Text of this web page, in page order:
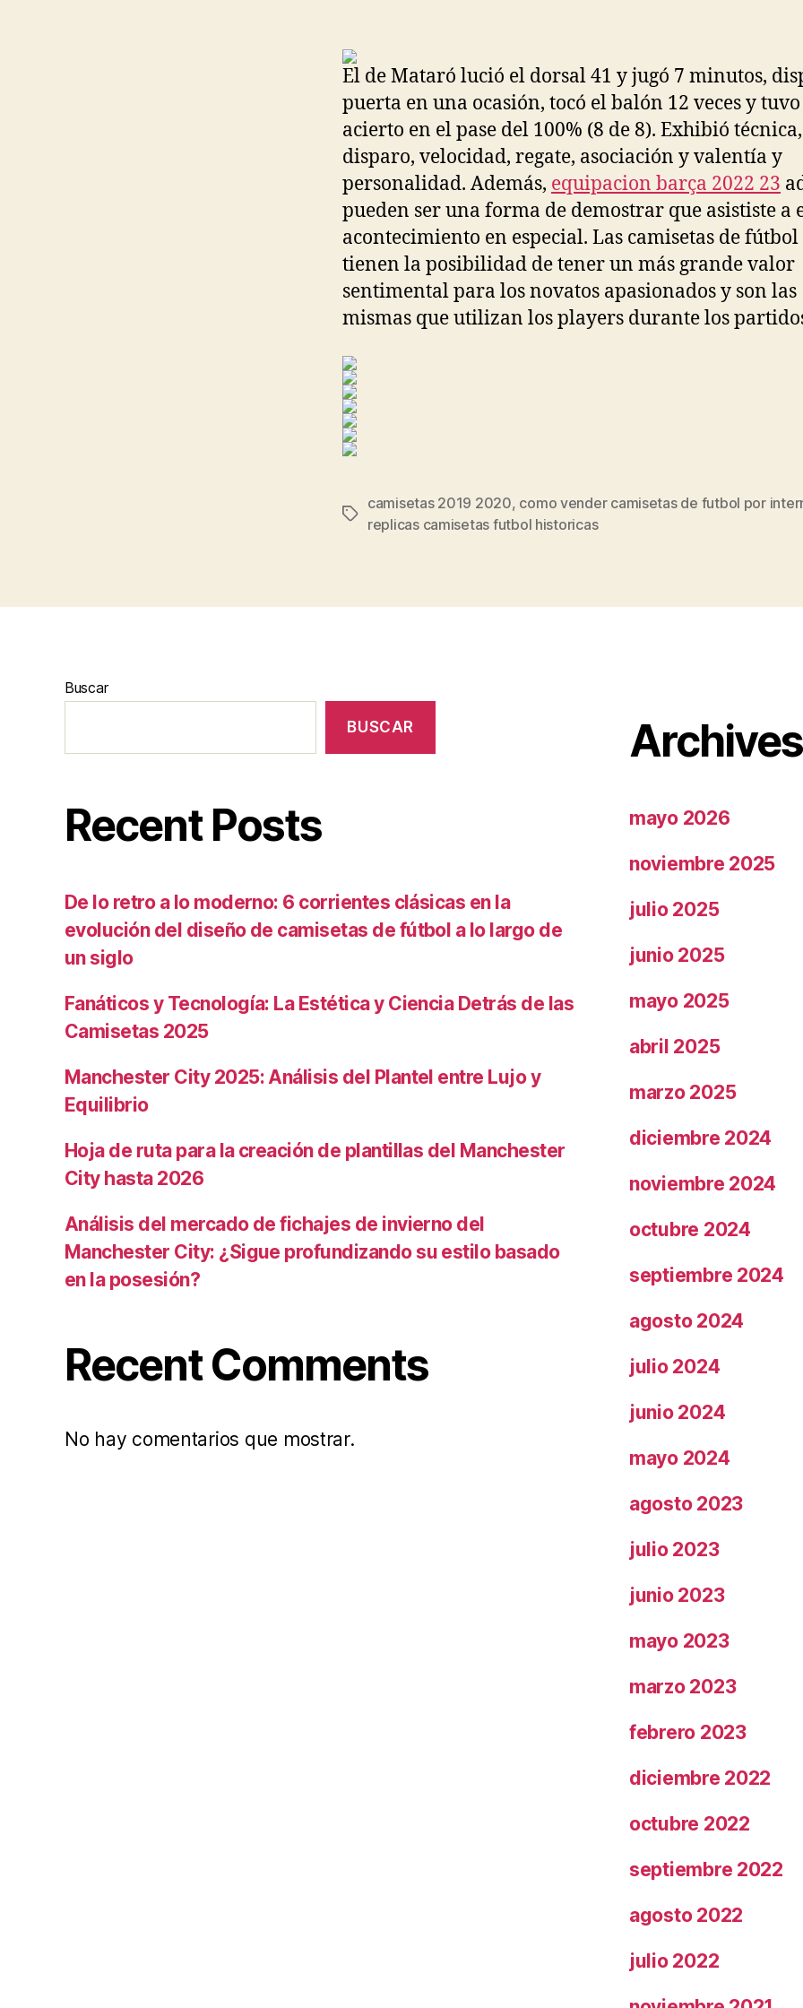
El de Mataró lució el dorsal 41 y jugó 7 minutos,
puerta en una ocasión, tocó el balón 12 veces y
acierto en el pase del 100% (8 de 8). Exhibió técnica,
disparo, velocidad, regate, asociación y valentía y
personalidad. Además, equipacion barça 2022 23
pueden ser una forma de demostrar que asististe a
acontecimiento en especial. Las camisetas de
tienen la posibilidad de tener un más grande valor
sentimental para los novatos apasionados y son las
mismas que utilizan los players durante los
Etiquetas
camisetas 2019 2020, como vender camisetas de futbol por
replicas camisetas futbol historicas
Buscar
BUSCAR
Recent Posts
De lo retro a lo moderno: 6 corrientes clásicas en la
evolución del diseño de camisetas de fútbol a lo largo de
un siglo
Fanáticos y Tecnología: La Estética y Ciencia Detrás de las
Camisetas 2025
Manchester City 2025: Análisis del Plantel entre Lujo y
Equilibrio
Hoja de ruta para la creación de plantillas del Manchester
City hasta 2026
Análisis del mercado de fichajes de invierno del
Manchester City: ¿Sigue profundizando su estilo basado
en la posesión?
Recent Comments
No hay comentarios que mostrar.
Archives
mayo 2026
noviembre 2025
julio 2025
junio 2025
mayo 2025
abril 2025
marzo 2025
diciembre 2024
noviembre 2024
octubre 2024
septiembre 2024
agosto 2024
julio 2024
junio 2024
mayo 2024
agosto 2023
julio 2023
junio 2023
mayo 2023
marzo 2023
febrero 2023
diciembre 2022
octubre 2022
septiembre 2022
agosto 2022
julio 2022